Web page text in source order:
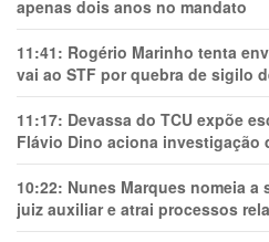
apenas dois anos no mandato
11:41: Rogério Marinho tenta
vai ao STF por quebra de sigilo
11:17: Devassa do TCU expõe
Flávio Dino aciona investigação
10:22: Nunes Marques nomeia a
juiz auxiliar e atrai processos